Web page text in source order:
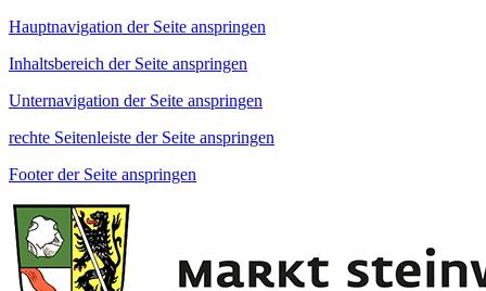
Hauptnavigation der Seite anspringen
Inhaltsbereich der Seite anspringen
Unternavigation der Seite anspringen
rechte Seitenleiste der Seite anspringen
Footer der Seite anspringen